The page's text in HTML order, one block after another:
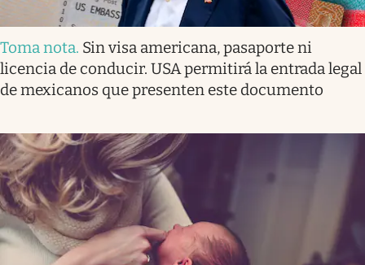
Toma nota. Sin visa americana, pasaporte ni
licencia de conducir. USA permitirá la entrada legal
de mexicanos que presenten este documento